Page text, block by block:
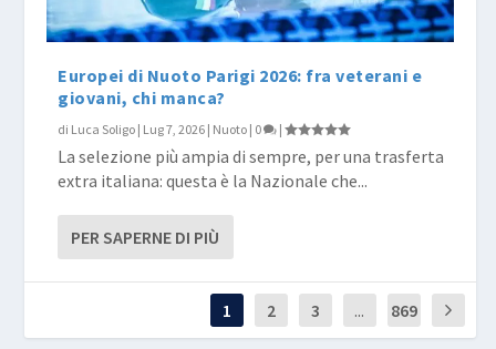
Europei di Nuoto Parigi 2026: fra veterani e
giovani, chi manca?
di Luca Soligo | Lug 7, 2026 | Nuoto | 0 |
La selezione più ampia di sempre, per una trasferta
extra italiana: questa è la Nazionale che...
PER SAPERNE DI PIÙ
1 2 3 ... 869